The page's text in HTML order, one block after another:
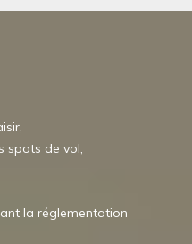
spots de vol,
la réglementation